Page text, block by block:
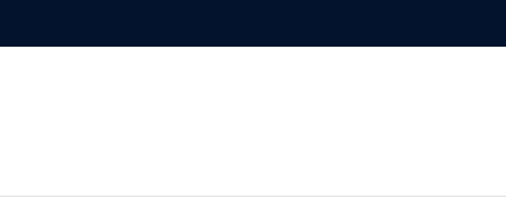
para el control de insectos.